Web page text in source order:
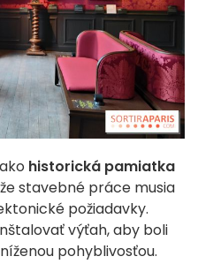
historická pamiatka
stavebné práce musia
požiadavky.
výťah, aby boli
pohyblivosťou.